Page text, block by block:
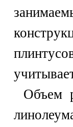
Объем